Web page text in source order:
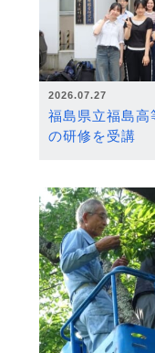
2026.07.27
福島県立福島高
の研修を受講